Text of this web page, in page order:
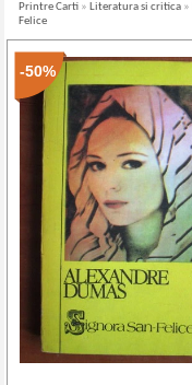
Printre Carti » Literatura si critica »
Felice
-50%